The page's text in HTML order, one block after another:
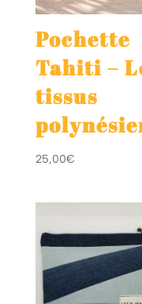
Pochette
Tahiti –
tissus
25,00€